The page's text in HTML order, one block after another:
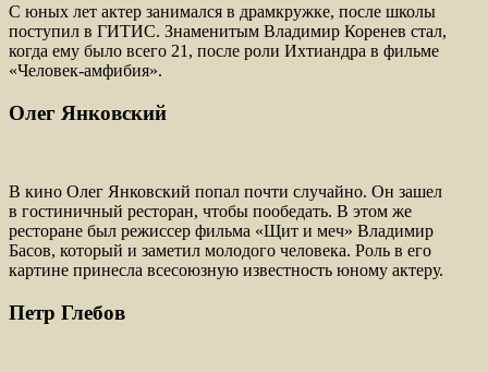
С юных лет актер занимался в драмкружке, после школы
поступил в ГИТИС. Знаменитым Владимир Коренев стал,
когда ему было всего 21, после роли Ихтиандра в фильме
«Человек-амфибия».
Олег Янковский
В кино Олег Янковский попал почти случайно. Он зашел
в гостиничный ресторан, чтобы пообедать. В этом же
ресторане был режиссер фильма «Щит и меч» Владимир
Басов, который и заметил молодого человека. Роль в его
картине принесла всесоюзную известность юному актеру.
Петр Глебов